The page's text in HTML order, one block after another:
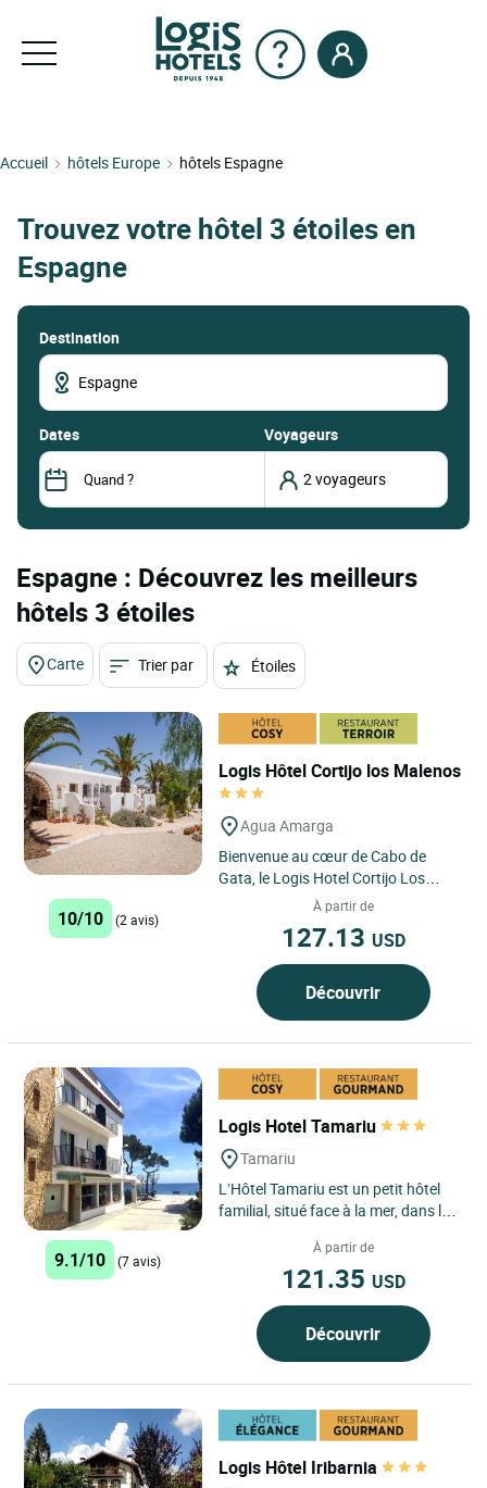
Accueil hôtels Europe hôtels Espagne
Trouvez votre hôtel 3 étoiles en
Espagne
Destination
dates Voyageurs
Espagne : Découvrez les meilleurs
hôtels 3 étoiles
Carte Trier par Étoiles
Logis Hôtel Cortijo los Malenos
Agua Amarga
Bienvenue au cœur de Cabo de
Gata, le Logis Hotel Cortijo Los
Malenos est un hébergement rural
10/10 (2 avis)
À partir de
127.13 USD
Découvrir
Logis Hotel Tamariu
Tamariu
L’Hôtel Tamariu est un petit hôtel
familial, situé face à la mer, dans la
9.1/10 (7 avis)
À partir de
121.35 USD
Découvrir
Logis Hôtel Iribarnia